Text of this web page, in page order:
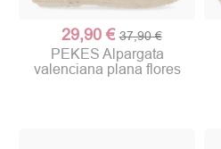
29,90 € 37,90 €
PEKES Alpargata
valenciana plana flores